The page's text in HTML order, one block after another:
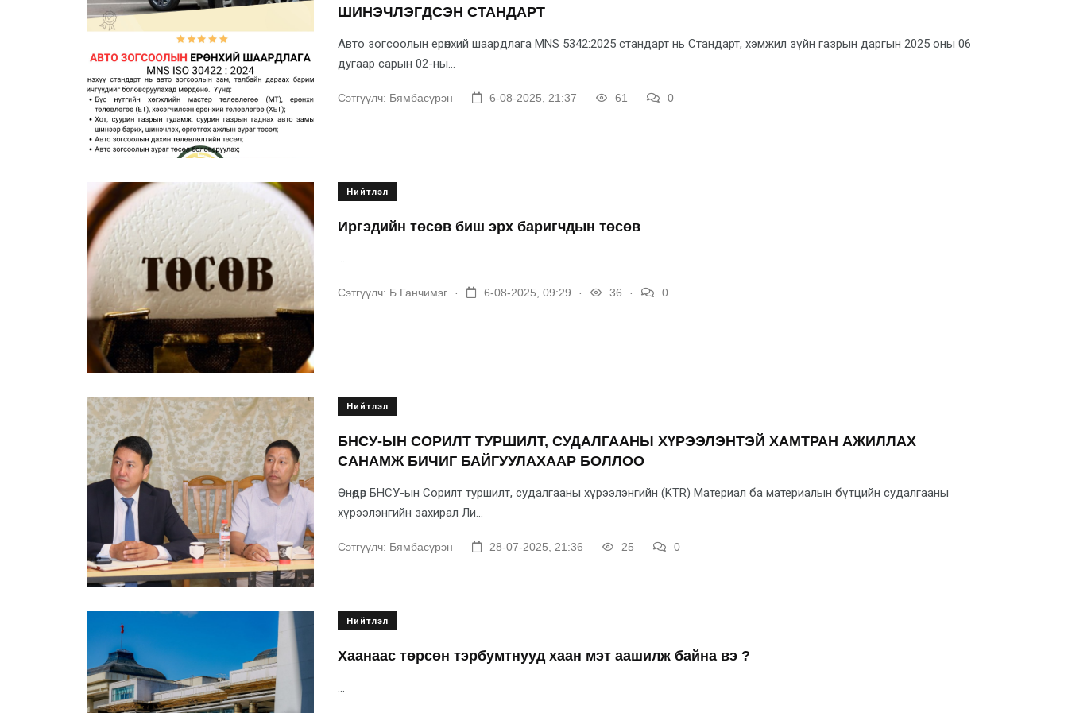
ШИНЭЧЛЭГДСЭН СТАНДАРТ
Авто зогсоолын ерөнхий шаардлага MNS 5342:2025 стандарт нь Стандарт, хэмжил зүйн газрын даргын 2025 оны 06
дугаар сарын 02-ны...
Сэтгүүлч: Бямбасүрэн 6-08-2025, 21:37 61 0
Нийтлэл
Иргэдийн төсөв биш эрх баригчдын төсөв
...
Сэтгүүлч: Б.Ганчимэг 6-08-2025, 09:29 36 0
Нийтлэл
БНСУ-ЫН СОРИЛТ ТУРШИЛТ, СУДАЛГААНЫ ХҮРЭЭЛЭНТЭЙ ХАМТРАН АЖИЛЛАХ
САНАМЖ БИЧИГ БАЙГУУЛАХААР БОЛЛОО
Өнөөдөр БНСУ-ын Сорилт туршилт, судалгааны хүрээлэнгийн (KTR) Материал ба материалын бүтцийн судалгааны
хүрээлэнгийн захирал Ли...
Сэтгүүлч: Бямбасүрэн 28-07-2025, 21:36 25 0
Нийтлэл
Хаанаас төрсөн тэрбумтнууд хаан мэт аашилж байна вэ ?
...